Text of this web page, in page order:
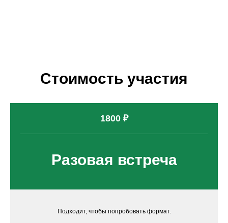
Стоимость участия
1800 ₽
Разовая встреча
Подходит, чтобы попробовать формат.